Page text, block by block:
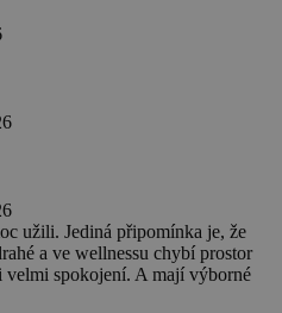
užili. Jediná připomínka je, že
a ve wellnessu chybí prostor
velmi spokojení. A mají výborné